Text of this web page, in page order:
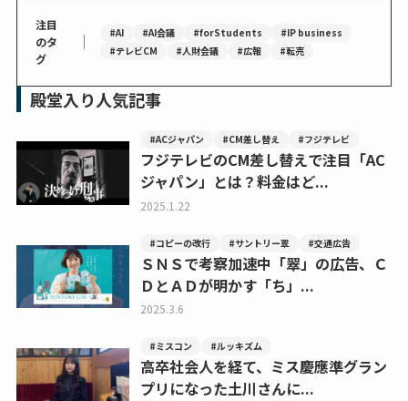
注目
のタ
グ
｜ #AI #AI会議 #forStudents
#IP business
#テレビCM
#人財会議 #広報 #転売
殿堂入り人気記事
#ACジャパン #CM差し替え #フジテレビ
フジテレビのCM差し替えで注目「AC
ジャパン」とは？料金はど...
2025.1.22
#コピーの改行 #サントリー翠 #交通広告
ＳＮＳで考察加速中「翠」の広告、Ｃ
ＤとＡＤが明かす「ち」...
2025.3.6
#ミスコン #ルッキズム
高卒社会人を経て、ミス慶應準グラン
プリになった土川さんに...